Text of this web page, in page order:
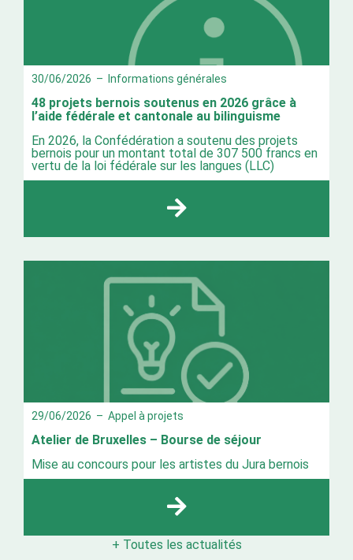
30/06/2026 – Informations générales
48 projets bernois soutenus en 2026 grâce à
l’aide fédérale et cantonale au bilinguisme
En 2026, la Confédération a soutenu des projets
bernois pour un montant total de 307 500 francs en
vertu de la loi fédérale sur les langues (LLC)
29/06/2026 – Appel à projets
Atelier de Bruxelles – Bourse de séjour
Mise au concours pour les artistes du Jura bernois
+ Toutes les actualités